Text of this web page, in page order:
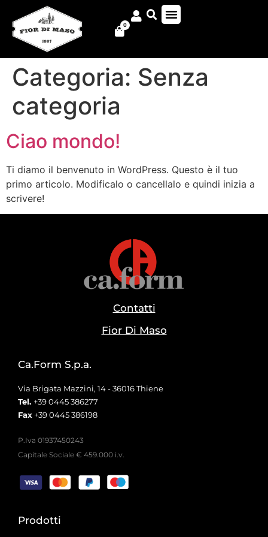
0
Categoria: Senza
categoria
Ciao mondo!
Ti diamo il benvenuto in WordPress. Questo è il tuo
primo articolo. Modificalo o cancellalo e quindi inizia a
scrivere!
Contatti
Fior Di Maso
Ca.Form S.p.a.
Via Brigata Mazzini, 14 - 36016 Thiene
Tel. +39 0445 386277
Fax +39 0445 386198
P.Iva 01937450243
Capitale Sociale € 459.000 i.v.
Prodotti